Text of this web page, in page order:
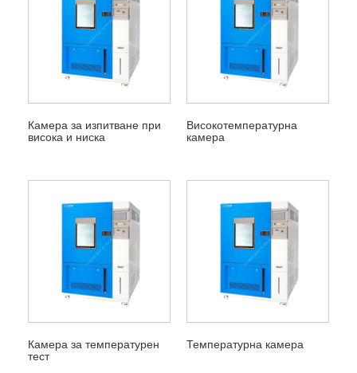
Камера за изпитване при
висока и ниска
Високотемпературна
камера
Камера за температурен
тест
Температурна камера